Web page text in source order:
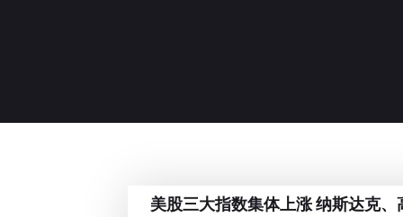
美股三大指数集体上涨 纳斯达克、